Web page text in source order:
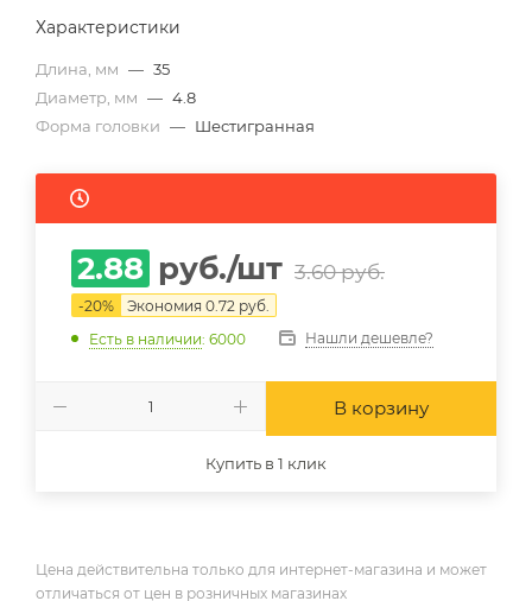
Характеристики
Длина, мм — 35
Диаметр, мм — 4.8
Форма головки — Шестигранная
2.88 руб./шт 3.60руб.
-20% Экономия 0.72 руб.
Есть в наличии: 6000 Нашли дешевле?
В корзину
Купить в 1 клик
Цена действительна только для интернет-магазина и может
отличаться от цен в розничных магазинах